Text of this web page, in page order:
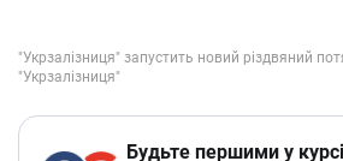
Будьте першими у